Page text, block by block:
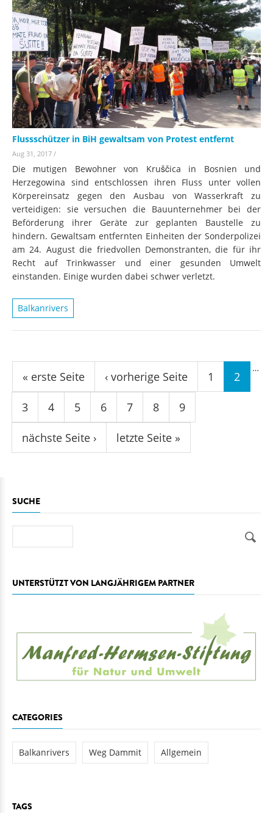
Flussschützer in BiH gewaltsam von Protest entfernt
Aug 31, 2017 /
Die mutigen Bewohner von Kruščica in Bosnien und
Herzegowina sind entschlossen ihren Fluss unter vollen
Körpereinsatz gegen den Ausbau von Wasserkraft zu
verteidigen: sie versuchen die Bauunternehmer bei der
Beförderung ihrer Geräte zur geplanten Baustelle zu
hindern. Gewaltsam entfernten Einheiten der Sonderpolizei
am 24. August die friedvollen Demonstranten, die für ihr
Recht auf Trinkwasser und einer gesunden Umwelt
einstanden. Einige wurden dabei schwer verletzt.
Balkanrivers
Seiten
« erste Seite ‹ vorherige Seite 1 2
3 4 5 6 7 8 9
…
nächste Seite › letzte Seite »
SUCHE
UNTERSTÜTZT VON LANGJÄHRIGEM PARTNER
CATEGORIES
Balkanrivers Weg Dammit Allgemein
TAGS